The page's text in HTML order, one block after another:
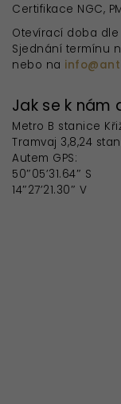
Certifikace NGC,
Otevírací doba
Sjednání termínu
nebo na
Jak se k nám
Metro B stanice
Tramvaj 3,8,24
Autem GPS:
50″05’31.64″ S
14″27’21.30″ V